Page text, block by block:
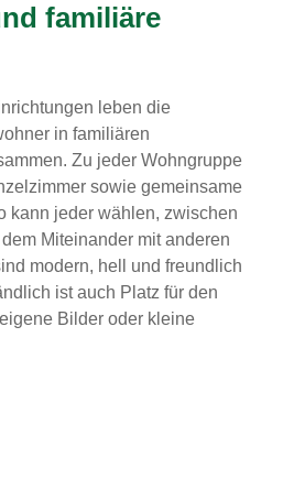
familiäre
leben die
in familiären
Zu jeder Wohngruppe
sowie gemeinsame
kann jeder wählen, zwischen
Miteinander mit anderen
modern, hell und freundlich
ist auch Platz für den
Bilder oder kleine